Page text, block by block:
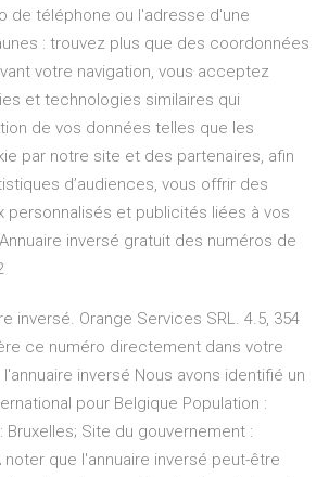
de téléphone ou l'adresse d'une
: trouvez plus que des coordonnées
votre navigation, vous acceptez
et technologies similaires qui
de vos données telles que les
par notre site et des partenaires, afin
d’audiences, vous offrir des
personnalisés et publicités liées à vos
inversé gratuit des numéros de
inversé. Orange Services SRL. 4.5, 354
ce numéro directement dans votre
inversé Nous avons identifié un
pour Belgique Population :
Bruxelles; Site du gouvernement :
noter que l'annuaire inversé peut-être